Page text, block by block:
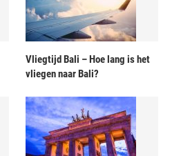
Vliegtijd Bali – Hoe lang is het
vliegen naar Bali?